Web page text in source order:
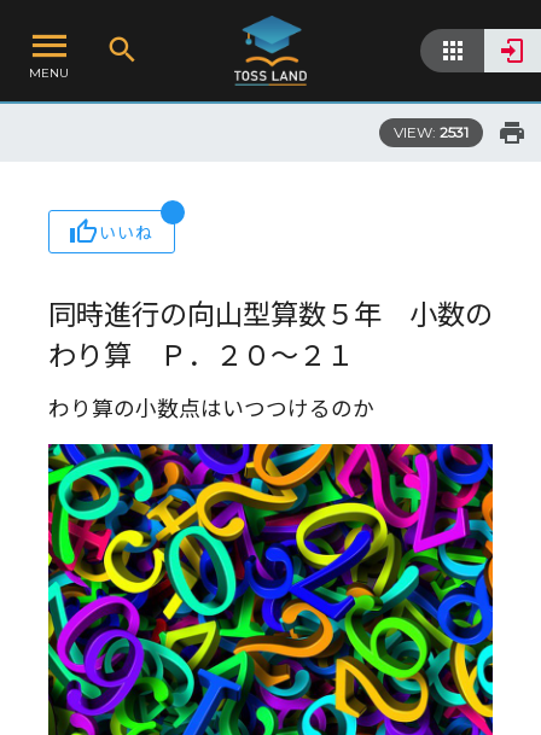
MENU
VIEW: 2531
いいね
同時進行の向山型算数５年 小数の
わり算 Ｐ．２０～２１
わり算の小数点はいつつけるのか